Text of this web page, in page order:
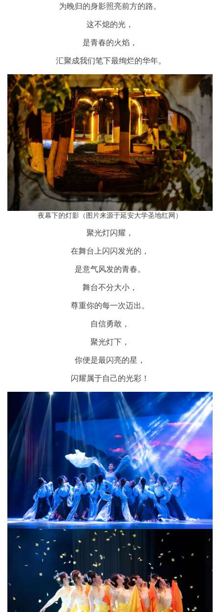
为晚归的身影照亮前方的路。
这不熄的光，
是青春的火焰，
汇聚成我们笔下最绚烂的华年。
夜幕下的灯影 （图片来源于延安大学圣地红网）
聚光灯闪耀，
在舞台上闪闪发光的，
是意气风发的青春。
舞台不分大小，
尊重你的每一次迈出。
自信勇敢，
聚光灯下，
你便是最闪亮的星，
闪耀属于自己的光彩！